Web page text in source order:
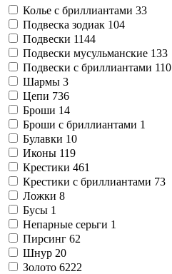
Колье с бриллиантами 33
Подвеска зодиак 104
Подвески 1144
Подвески мусульманские 133
Подвески с бриллиантами 110
Шармы 3
Цепи 736
Броши 14
Броши с бриллиантами 1
Булавки 10
Иконы 119
Крестики 461
Крестики с бриллиантами 73
Ложки 8
Бусы 1
Непарные серьги 1
Пирсинг 62
Шнур 20
Золото 6222